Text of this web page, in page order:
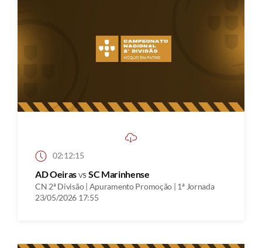
02:12:15
AD Oeirasvs SC Marinhense
CN 2ª Divisão | Apuramento Promoção | 1ª Jornada
23/05/2026 17:55